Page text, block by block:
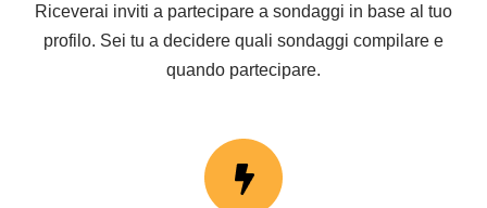
Riceverai inviti a partecipare a sondaggi in base al tuo
profilo. Sei tu a decidere quali sondaggi compilare e
quando partecipare.